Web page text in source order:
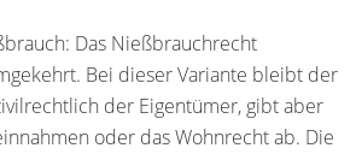
Das Nießbrauchrecht
Bei dieser Variante bleibt der
der Eigentümer, gibt aber
oder das Wohnrecht ab. Die